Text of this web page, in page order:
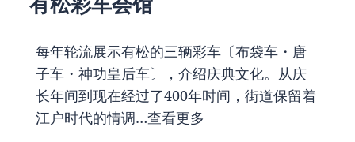
每年轮流展示有松的三辆彩车〔布袋车・唐
子车・神功皇后车〕，介绍庆典文化。从庆
长年间到现在经过了400年时间，街道保留着
江户时代的情调…查看更多